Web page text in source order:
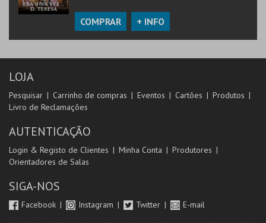
COMPRAR + INFO
LOJA
Pesquisar Carrinho de compras Eventos Cartões
Produtos
Livro de Reclamações
AUTENTICAÇÃO
Login & Registo de Clientes Minha Conta
Produtores
Orientadores de Salas
SIGA-NOS
Facebook Instagram Twitter E-mail